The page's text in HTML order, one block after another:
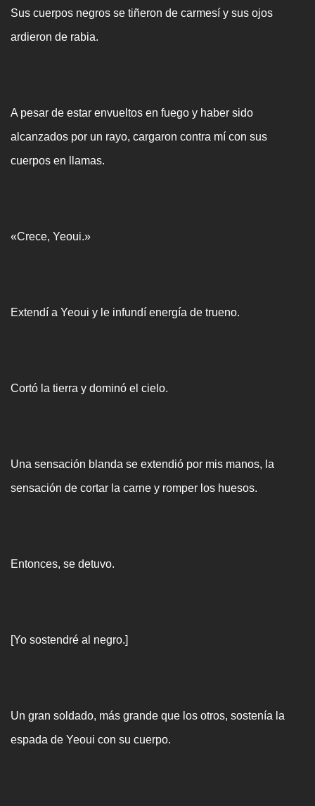
Sus cuerpos negros se tiñeron de carmesí y sus ojos
ardieron de rabia.
A pesar de estar envueltos en fuego y haber sido
alcanzados por un rayo, cargaron contra mí con sus
cuerpos en llamas.
«Crece, Yeoui.»
Extendí a Yeoui y le infundí energía de trueno.
Cortó la tierra y dominó el cielo.
Una sensación blanda se extendió por mis manos, la
sensación de cortar la carne y romper los huesos.
Entonces, se detuvo.
[Yo sostendré al negro.]
Un gran soldado, más grande que los otros, sostenía la
espada de Yeoui con su cuerpo.